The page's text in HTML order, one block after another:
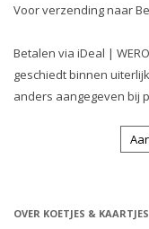
Voor verzending naar
Betalen via iDeal |
geschiedt binnen
anders aangegeven bij
OVER KOETJES & KAARTJES